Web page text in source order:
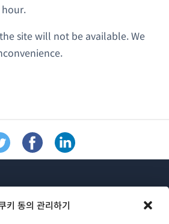
키 동의 관리하기
site will not be available. We